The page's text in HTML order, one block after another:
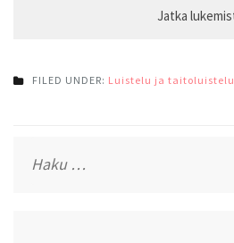
FILED UNDER: Luistelu ja taitoluistelu